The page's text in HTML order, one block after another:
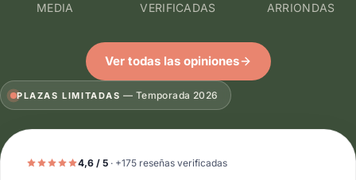
MEDIA
VERIFICADAS
ARRIONDAS
Ver todas las opiniones
PLAZAS LIMITADAS — Temporada 2026
4,6 / 5 · +175 reseñas verificadas